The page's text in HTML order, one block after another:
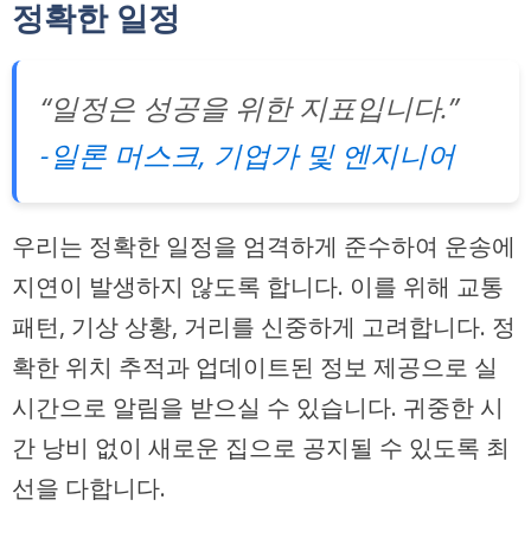
정확한 일정
“일정은 성공을 위한 지표입니다.”
-일론 머스크, 기업가 및 엔지니어
우리는 정확한 일정을 엄격하게 준수하여 운송에
지연이 발생하지 않도록 합니다. 이를 위해 교통
패턴, 기상 상황, 거리를 신중하게 고려합니다. 정
확한 위치 추적과 업데이트된 정보 제공으로 실
시간으로 알림을 받으실 수 있습니다. 귀중한 시
간 낭비 없이 새로운 집으로 공지될 수 있도록 최
선을 다합니다.